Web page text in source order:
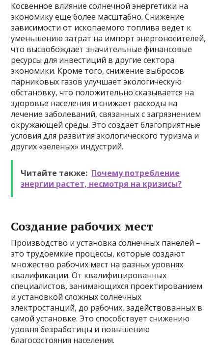
Косвенное влияние солнечной энергетики на
экономику еще более масштабно. Снижение
зависимости от ископаемого топлива ведет к
уменьшению затрат на импорт энергоносителей,
что высвобождает значительные финансовые
ресурсы для инвестиций в другие сектора
экономики. Кроме того, снижение выбросов
парниковых газов улучшает экологическую
обстановку, что положительно сказывается на
здоровье населения и снижает расходы на
лечение заболеваний, связанных с загрязнением
окружающей среды. Это создает благоприятные
условия для развития экологического туризма и
других «зеленых» индустрий.
Читайте также: Почему потребление
энергии растет, несмотря на кризисы?
Создание рабочих мест
Производство и установка солнечных панелей –
это трудоемкие процессы, которые создают
множество рабочих мест на разных уровнях
квалификации. От квалифицированных
специалистов, занимающихся проектированием
и установкой сложных солнечных
электростанций, до рабочих, задействованных в
самой установке. Это способствует снижению
уровня безработицы и повышению
благосостояния населения.